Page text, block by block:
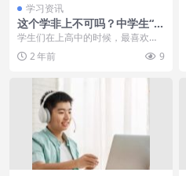
学习资讯
这个学非上不可吗？中学生“文
言文翻译”火了，老师甘拜下风
改名，全国人口信息系统就得
学生们在上高中的时候，最喜欢学
习的科目是什么？对于笔者来说是
英语，因为学会了语法...
2 年前 9